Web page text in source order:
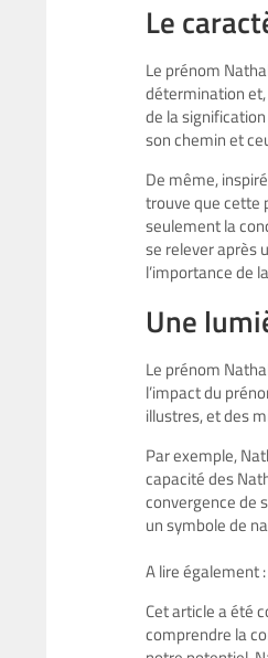
Le
Le prénom
détermination
de la
son chemin et
De même,
trouve que cette
seulement la
se relever après
l’importance de
Une
Le prénom
l’impact du
illustres, et des
Par exemple,
capacité des
convergence de
un symbole de
A lire également :
Cet article a été
comprendre la